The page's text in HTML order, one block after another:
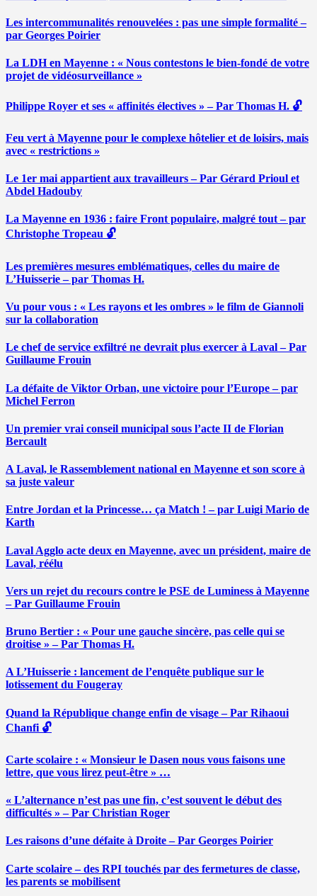
Les intercommunalités renouvelées : pas une simple formalité –
par Georges Poirier
La LDH en Mayenne : « Nous contestons le bien-fondé de votre
projet de vidéosurveillance »
Philippe Royer et ses « affinités électives » – Par Thomas H. 🔓
Feu vert à Mayenne pour le complexe hôtelier et de loisirs, mais
avec « restrictions »
Le 1er mai appartient aux travailleurs – Par Gérard Prioul et
Abdel Hadouby
La Mayenne en 1936 : faire Front populaire, malgré tout – par
Christophe Tropeau 🔓
Les premières mesures emblématiques, celles du maire de
L’Huisserie – par Thomas H.
Vu pour vous : « Les rayons et les ombres » le film de Giannoli
sur la collaboration
Le chef de service exfiltré ne devrait plus exercer à Laval – Par
Guillaume Frouin
La défaite de Viktor Orban, une victoire pour l’Europe – par
Michel Ferron
Un premier vrai conseil municipal sous l’acte II de Florian
Bercault
A Laval, le Rassemblement national en Mayenne et son score à
sa juste valeur
Entre Jordan et la Princesse… ça Match ! – par Luigi Mario de
Karth
Laval Agglo acte deux en Mayenne, avec un président, maire de
Laval, réélu
Vers un rejet du recours contre le PSE de Luminess à Mayenne
– Par Guillaume Frouin
Bruno Bertier : « Pour une gauche sincère, pas celle qui se
droitise » – Par Thomas H.
A L’Huisserie : lancement de l’enquête publique sur le
lotissement du Fougeray
Quand la République change enfin de visage – Par Rihaoui
Chanfi 🔓
Carte scolaire : « Monsieur le Dasen nous vous faisons une
lettre, que vous lirez peut-être » …
« L’alternance n’est pas une fin, c’est souvent le début des
difficultés » – Par Christian Roger
Les raisons d’une défaite à Droite – Par Georges Poirier
Carte scolaire – des RPI touchés par des fermetures de classe,
les parents se mobilisent